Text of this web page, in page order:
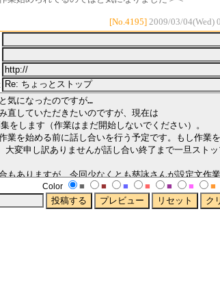
[No.4195] 2009/03/04(Wed)
Color ■ ■ ■ ■ ■ ■ ■